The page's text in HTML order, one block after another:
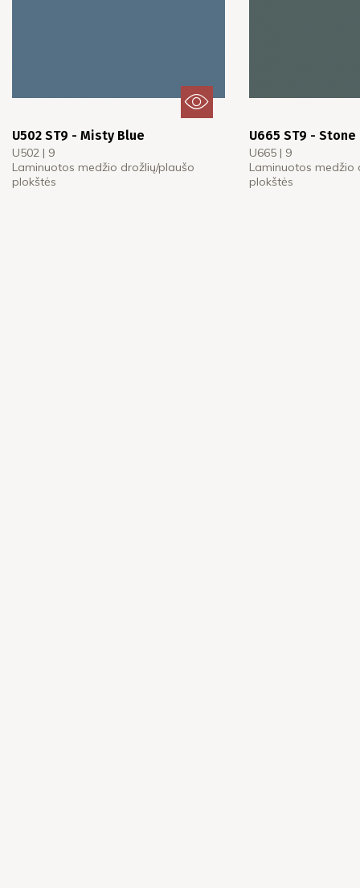
U502 ST9 - Misty Blue
U502 | 9
Laminuotos medžio drožlių/plaušo
plokštės
U665 ST9 - Stone
U665 | 9
Laminuotos medžio
plokštės